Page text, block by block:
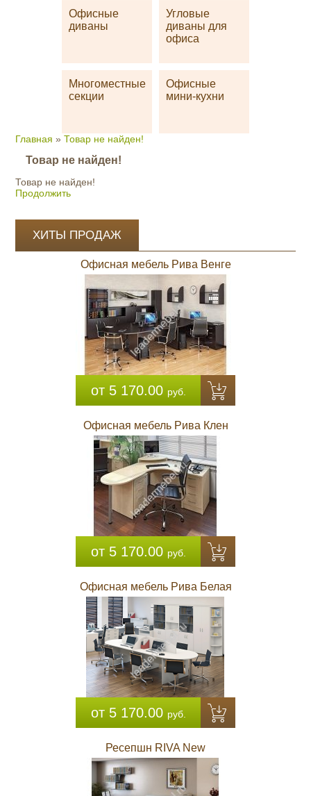
Офисные
диваны
Угловые
диваны для
офиса
Многоместные
секции
Офисные
мини-кухни
Главная » Товар не найден!
Товар не найден!
Товар не найден!
Продолжить
ХИТЫ ПРОДАЖ
Офисная мебель Рива Венге
от 5 170.00 руб.
Офисная мебель Рива Клен
от 5 170.00 руб.
Офисная мебель Рива Белая
от 5 170.00 руб.
Ресепшн RIVA New